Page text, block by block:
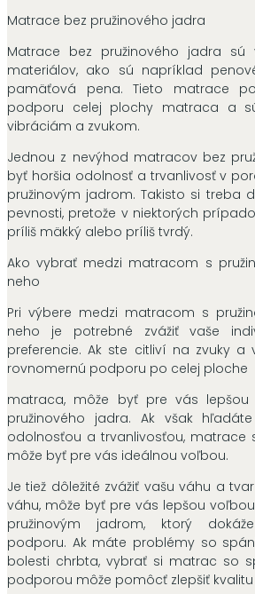
Matrace bez pružinového jadra
Matrace bez pružinového jadra sú
materiálov, ako sú napríklad
pamäťová pena. Tieto matrace
podporu celej plochy matraca a
vibráciám a zvukom.
Jednou z nevýhod matracov bez
byť horšia odolnosť a trvanlivosť v
pružinovým jadrom. Takisto si treba
pevnosti, pretože v niektorých
príliš mäkký alebo príliš tvrdý.
Ako vybrať medzi matracom s
neho
Pri výbere medzi matracom s
neho je potrebné zvážiť vaše
preferencie. Ak ste citliví na zvuky
rovnomernú podporu po celej ploche
matraca, môže byť pre vás
pružinového jadra. Ak však
odolnosťou a trvanlivosťou, matrace
môže byť pre vás ideálnou voľbou.
Je tiež dôležité zvážiť vašu váhu a
váhu, môže byť pre vás lepšou
pružinovým jadrom, ktorý
podporu. Ak máte problémy so
bolesti chrbta, vybrať si matrac so
podporou môže pomôcť zlepšiť